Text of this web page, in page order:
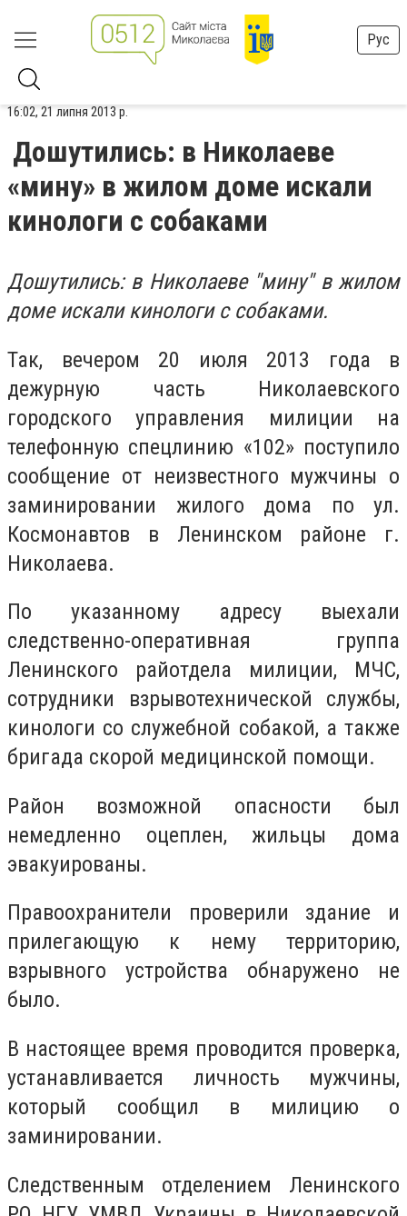
Рус
16:02, 21 липня 2013 р.
Дошутились: в Николаеве
«мину» в жилом доме искали
кинологи с собаками
Дошутились: в Николаеве "мину" в жилом
доме искали кинологи с собаками.
Так, вечером 20 июля 2013 года в
дежурную часть Николаевского
городского управления милиции на
телефонную спецлинию «102» поступило
сообщение от неизвестного мужчины о
заминировании жилого дома по ул.
Космонавтов в Ленинском районе г.
Николаева.
По указанному адресу выехали
следственно-оперативная группа
Ленинского райотдела милиции, МЧС,
сотрудники взрывотехнической службы,
кинологи со служебной собакой, а также
бригада скорой медицинской помощи.
Район возможной опасности был
немедленно оцеплен, жильцы дома
эвакуированы.
Правоохранители проверили здание и
прилегающую к нему территорию,
взрывного устройства обнаружено не
было.
В настоящее время проводится проверка,
устанавливается личность мужчины,
который сообщил в милицию о
заминировании.
Следственным отделением Ленинского